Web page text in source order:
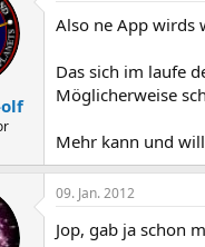
Also ne App wirds
Das sich im laufe
Möglicherweise
Mehr kann und
09. Jan. 2012
Jop, gab ja schon